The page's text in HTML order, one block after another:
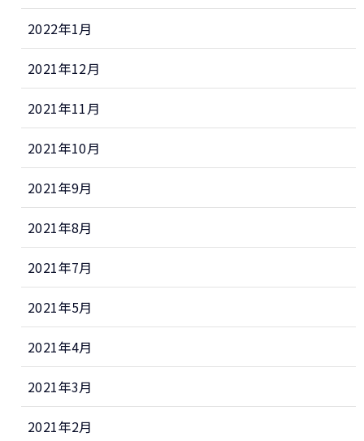
2022年1月
2021年12月
2021年11月
2021年10月
2021年9月
2021年8月
2021年7月
2021年5月
2021年4月
2021年3月
2021年2月